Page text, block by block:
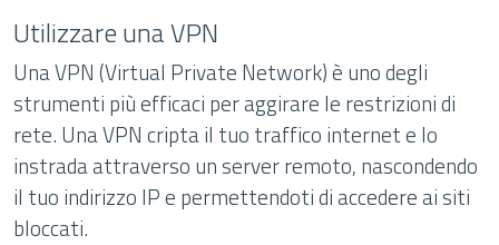
Utilizzare una VPN
Una VPN (Virtual Private Network) è uno degli
strumenti più efficaci per aggirare le restrizioni di
rete. Una VPN cripta il tuo traffico internet e lo
instrada attraverso un server remoto, nascondendo
il tuo indirizzo IP e permettendoti di accedere ai siti
bloccati.